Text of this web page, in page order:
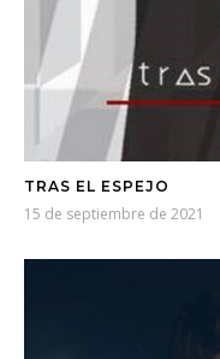
TRAS EL ESPEJO
15 de septiembre de 2021